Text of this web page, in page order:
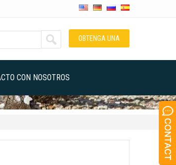
OBTENGA UNA
CON NOSOTROS